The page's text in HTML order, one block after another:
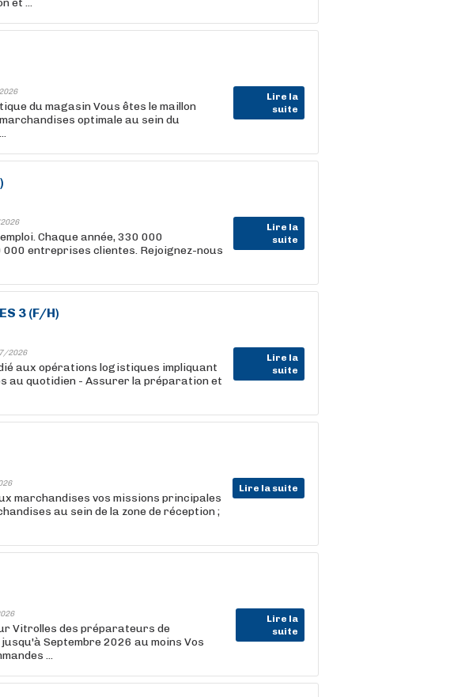
et ...
Lire la
suite
du magasin Vous êtes le maillon
optimale au sein du
Lire la
suite
Chaque année, 330 000
entreprises clientes. Rejoignez-nous
3 (F/H)
2026
Lire la
suite
aux opérations logistiques impliquant
au quotidien - Assurer la préparation et
Lire la suite
marchandises vos missions principales
au sein de la zone de réception ;
Lire la
suite
Vitrolles des préparateurs de
Septembre 2026 au moins Vos
...